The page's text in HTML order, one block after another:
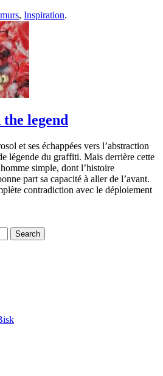
, Inspiration.
legend
et ses échappées vers l’abstraction
légende du graffiti. Mais derrière cette
simple, dont l’histoire
part sa capacité à aller de l’avant.
contradiction avec le déploiement